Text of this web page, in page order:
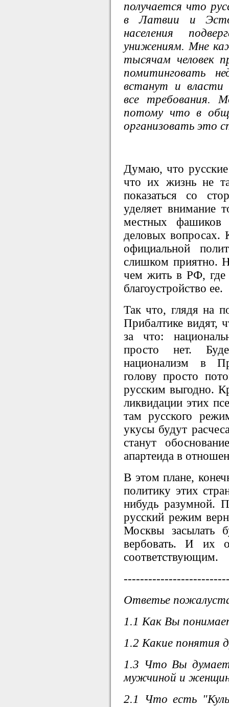
получается что
в Латвии и
населения
унижениям. Мне
тысячам человек
помитинговать
встанут и
все требования.
потому что в
организовать это
Думаю, что
что их жизнь не
показаться со
уделяет внимание
местных
деловых вопросах.
официальной
слишком приятно.
чем жить в РФ,
благоустройство ее.
Так что, глядя на
Прибалтике видят,
за что:
просто нет.
национализм в
голову просто
русским выгодно.
ликвидации этих
там русского
укусы будут
станут
апартеида в
В этом плане,
политику этих
нибудь разумной.
русский режим
Москвы засылать
вербовать. И их
соответствующим.
Ответье
1.1 Как Вы
1.2 Какие понятия
1.3 Что Вы
мужчиной и
2.1 Что есть